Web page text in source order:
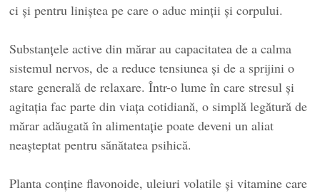
ci și pentru liniștea pe care o aduc minții și corpului.
Substanțele active din mărar au capacitatea de a calma
sistemul nervos, de a reduce tensiunea și de a sprijini o
stare generală de relaxare. Într-o lume în care stresul și
agitația fac parte din viața cotidiană, o simplă legătură de
mărar adăugată în alimentație poate deveni un aliat
neașteptat pentru sănătatea psihică.
Planta conține flavonoide, uleiuri volatile și vitamine care